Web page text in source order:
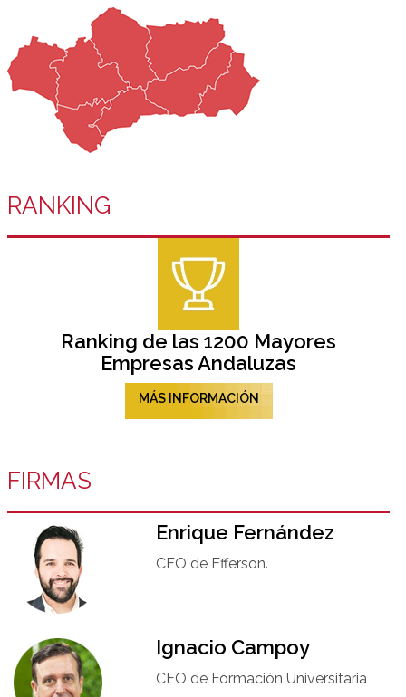
RANKING
Ranking de las 1200 Mayores
Empresas Andaluzas
MÁS INFORMACIÓN
FIRMAS
Enrique Fernández
CEO de Efferson.
Ignacio Campoy​
CEO de Formación Universitaria​